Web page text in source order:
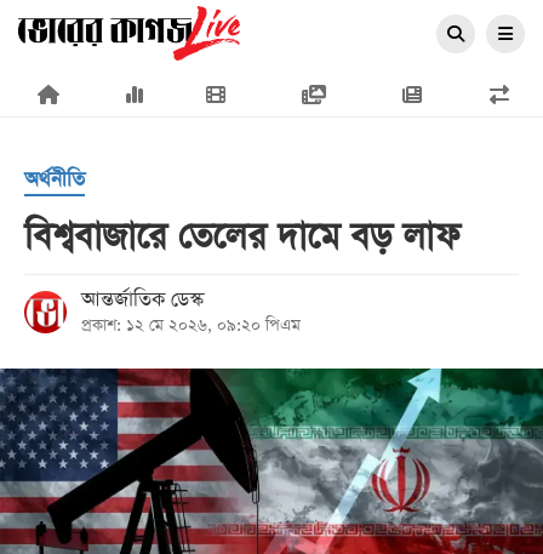
×
প্রচ্ছদ
রাজনীতি
অর্থনীতি
আন্তর্জাতিক
সারাদেশ
অর্থনীতি
বিশ্ববাজারে তেলের দামে বড় লাফ
আন্তর্জাতিক ডেস্ক
প্রকাশ: ১২ মে ২০২৬, ০৯:২০ পিএম